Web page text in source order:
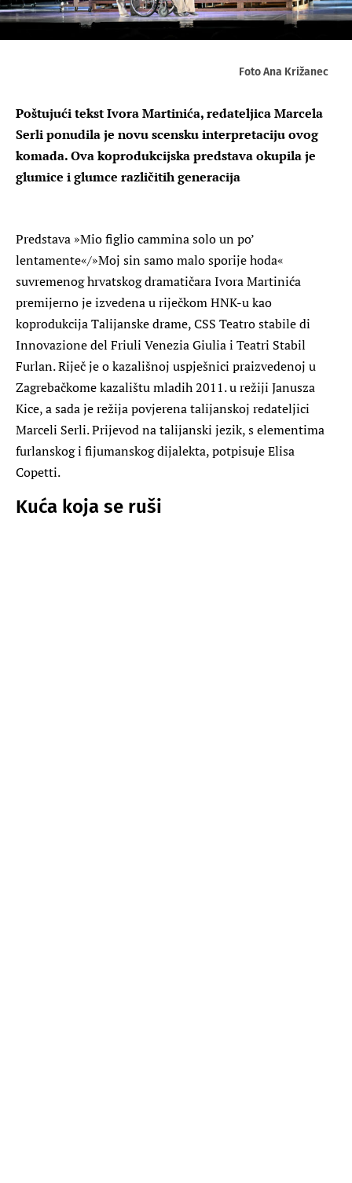
Foto Ana Križanec
Poštujući tekst Ivora Martinića, redateljica Marcela
Serli ponudila je novu scensku interpretaciju ovog
komada. Ova koprodukcijska predstava okupila je
glumice i glumce različitih generacija
Predstava »Mio figlio cammina solo un po’
lentamente«/»Moj sin samo malo sporije hoda«
suvremenog hrvatskog dramatičara Ivora Martinića
premijerno je izvedena u riječkom HNK-u kao
koprodukcija Talijanske drame, CSS Teatro stabile di
Innovazione del Friuli Venezia Giulia i Teatri Stabil
Furlan. Riječ je o kazališnoj uspješnici praizvedenoj u
Zagrebačkome kazalištu mladih 2011. u režiji Janusza
Kice, a sada je režija povjerena talijanskoj redateljici
Marceli Serli. Prijevod na talijanski jezik, s elementima
furlanskog i fijumanskog dijalekta, potpisuje Elisa
Copetti.
Kuća koja se ruši